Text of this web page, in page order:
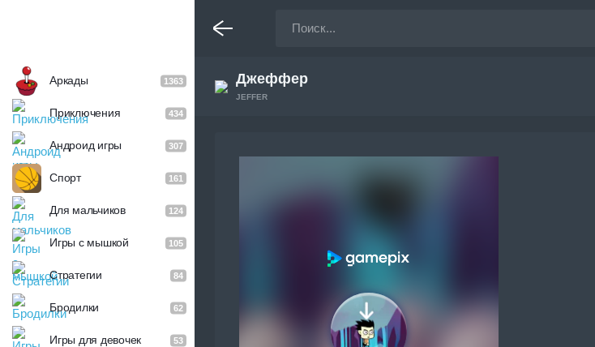
Аркады 1363
Приключения 434
Андроид игры 307
Спорт 161
Для мальчиков 124
Игры с мышкой 105
Стратегии 84
Бродилки 62
Игры для девочек 53
Джеффер
JEFFER